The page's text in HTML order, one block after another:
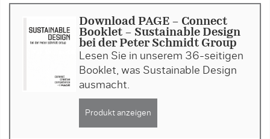
Download PAGE - Connect
Booklet - Sustainable Design
bei der Peter Schmidt Group
Lesen Sie in unserem 36-seitigen
Booklet, was Sustainable Design
ausmacht.
Produkt anzeigen